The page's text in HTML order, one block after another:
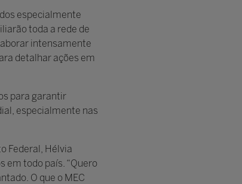
especialmente
toda a rede de
intensamente
detalhar ações em
para garantir
especialmente nas
Federal, Hélvia
em todo país. “Quero
O que o MEC